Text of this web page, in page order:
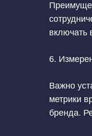
включать
6.
Важно
метрики
бренда.